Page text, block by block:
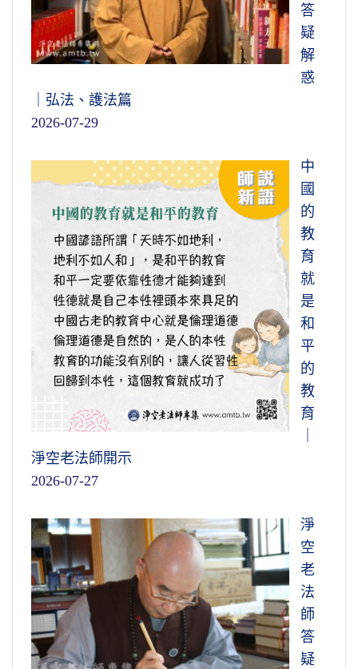
答
疑
解
惑
｜弘法、護法篇
2026-07-29
中
國
的
教
育
就
是
和
平
的
教
育
淨空老法師開示
2026-07-27
淨
空
老
法
師
答
疑